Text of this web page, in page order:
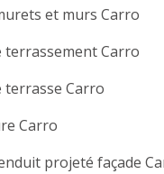
et murs Carro
terrassement Carro
terrasse Carro
Carro
projeté façade